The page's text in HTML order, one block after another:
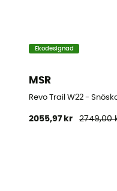
Ekodesignad
MSR
Revo Trail W22 -
2055,97 kr 2749,00